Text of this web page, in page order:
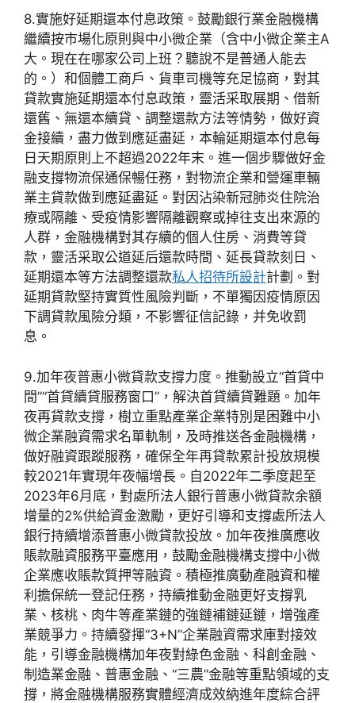
8.實施好延期還本付息政策。鼓勵銀行業金融機構
繼續按市場化原則與中小微企業（含中小微企業主A
大。現在在哪家公司上班？聽說不是普通人能去
的。）和個體工商戶、貨車司機等充足協商，對其
貸款實施延期還本付息政策，靈活采取展期、借新
還舊、無還本續貸、調整還款方法等情勢，做好資
金接續，盡力做到應延盡延，本輪延期還本付息每
日天期原則上不超過2022年末。進一個步驟做好金
融支撐物流保通保暢任務，對物流企業和營運車輛
業主貸款做到應延盡延。對因沾染新冠肺炎住院治
療或隔離、受疫情影響隔離觀察或掉往支出來源的
人群，金融機構對其存續的個人住房、消費等貸
款，靈活采取公道延后還款時間、延長貸款刻日、
延期還本等方法調整還款私人招待所設計計劃。對
延期貸款堅持實質性風險判斷，不單獨因疫情原因
下調貸款風險分類，不影響征信記錄，并免收罰
息。
9.加年夜普惠小微貸款支撐力度。推動設立“首貸中
間”“首貸續貸服務窗口”，解決首貸續貸難題。加年
夜再貸款支撐，樹立重點產業企業特別是困難中小
微企業融資需求名單軌制，及時推送各金融機構，
做好融資跟蹤服務，確保全年再貸款累計投放規模
較2021年實現年夜幅增長。自2022年二季度起至
2023年6月底，對處所法人銀行普惠小微貸款余額
增量的2%供給資金激勵，更好引導和支撐處所法人
銀行持續增添普惠小微貸款投放。加年夜推廣應收
賬款融資服務平臺應用，鼓勵金融機構支撐中小微
企業應收賬款質押等融資。積極推廣動產融資和權
利擔保統一登記任務，持續推動金融更好支撐乳
業、核桃、肉牛等產業鏈的強鏈補鏈延鏈，增強產
業競爭力。持續發揮“3+N”企業融資需求庫對接效
能，引導金融機構加年夜對綠色金融、科創金融、
制造業金融、普惠金融、“三農”金融等重點領域的支
撐，將金融機構服務實體經濟成效納進年度綜合評